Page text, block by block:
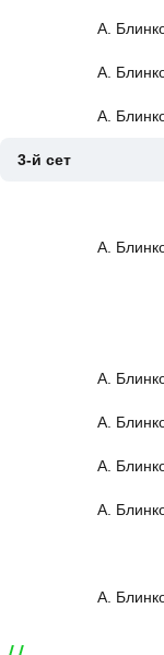
А.
А.
А.
3-й сет
А.
А.
А.
А.
А.
А.